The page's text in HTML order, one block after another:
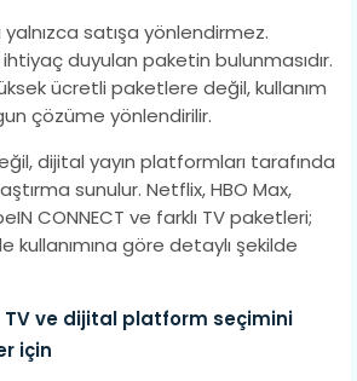
yalnızca satışa yönlendirmez.
duyulan paketin bulunmasıdır.
ücretli paketlere değil, kullanım
çözüme yönlendirilir.
dijital yayın platformları tarafında
sunulur. Netflix, HBO Max,
CONNECT ve farklı TV paketleri;
kullanımına göre detaylı şekilde
TV ve dijital platform seçimini
için